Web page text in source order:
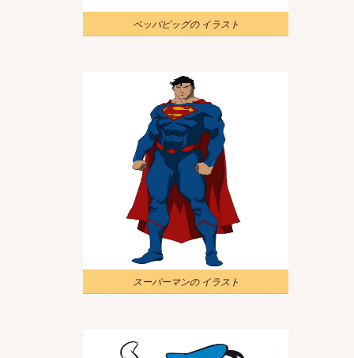
ペッパピッグの イラスト
スーパーマンの イラスト